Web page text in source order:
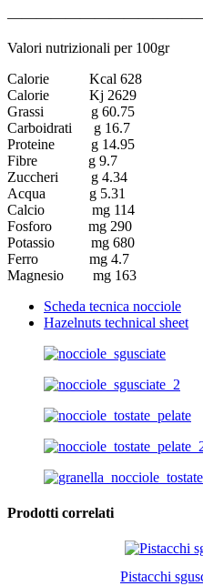
Valori nutrizionali per 100gr
Calorie Kcal 628
Calorie Kj 2629
Grassi g 60.75
Carboidrati g 16.7
Proteine g 14.95
Fibre g 9.7
Zuccheri g 4.34
Acqua g 5.31
Calcio mg 114
Fosforo mg 290
Potassio mg 680
Ferro mg 4.7
Magnesio mg 163
Scheda tecnica nocciole
Hazelnuts technical sheet
Prodotti correlati
Pistacchi